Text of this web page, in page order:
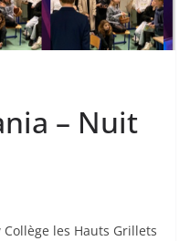
– Nuit
les Hauts Grillets